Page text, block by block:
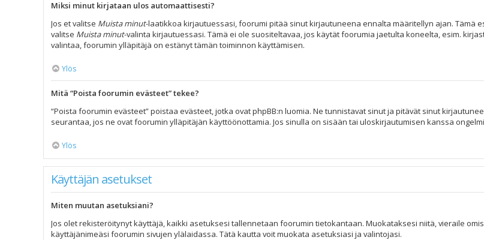
Miksi minut kirjataan ulos automaattisesti?
Jos et valitse Muista minut-laatikkoa kirjautuessasi, foorumi pitää sinut kirjautuneena ennalta määritellyn ajan. Tämä
valitse Muista minut-valinta kirjautuessasi. Tämä ei ole suositeltavaa, jos käytät foorumia jaetulta koneelta, esim.
valintaa, foorumin ylläpitäjä on estänyt tämän toiminnon käyttämisen.
Ylös
Mitä “Poista foorumin evästeet” tekee?
“Poista foorumin evästeet” poistaa evästeet, jotka ovat phpBB:n luomia. Ne tunnistavat sinut ja pitävät sinut
seurantaa, jos ne ovat foorumin ylläpitäjän käyttöönottamia. Jos sinulla on sisään tai uloskirjautumisen kanssa
Ylös
Käyttäjän asetukset
Miten muutan asetuksiani?
Jos olet rekisteröitynyt käyttäjä, kaikki asetuksesi tallennetaan foorumin tietokantaan. Muokataksesi niitä, vieraile
käyttäjänimeäsi foorumin sivujen ylälaidassa. Tätä kautta voit muokata asetuksiasi ja valintojasi.